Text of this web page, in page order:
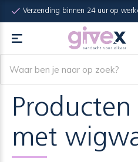
Verzending binnen 24 uur op
met